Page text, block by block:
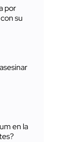
por
su
en la